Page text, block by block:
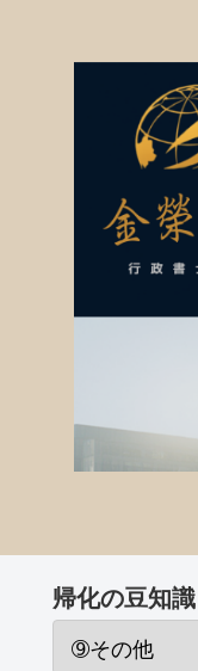
帰化の豆知識